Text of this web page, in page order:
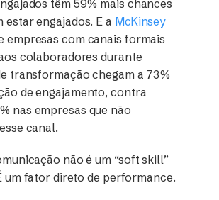
têm 59% mais chances
estar engajados. E a McKinsey
empresas com canais formais
colaboradores durante
transformação chegam a 73%
de engajamento, contra
nas empresas que não
canal.
não é um “soft skill”
um fator direto de performance.